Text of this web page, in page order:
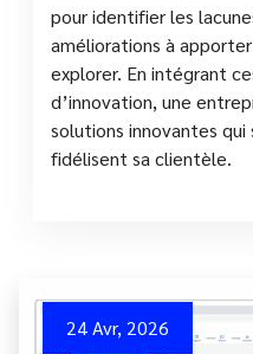
pour identifier les
améliorations à
explorer. En intégrant
d’innovation, une
solutions innovantes
fidélisent sa clientèle.
24 Avr, 2026